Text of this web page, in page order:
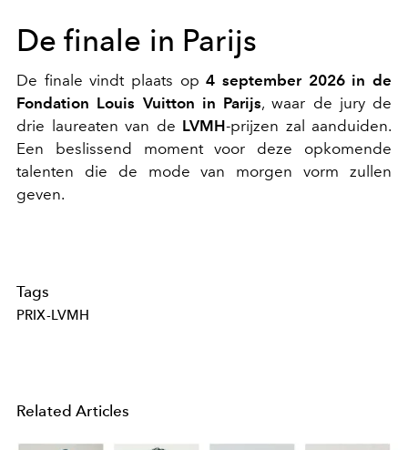
De finale in Parijs
De finale vindt plaats op 4 september 2026 in de
Fondation Louis Vuitton in Parijs, waar de jury de
drie laureaten van de LVMH-prijzen zal aanduiden.
Een beslissend moment voor deze opkomende
talenten die de mode van morgen vorm zullen
geven.
Tags
PRIX-LVMH
Related Articles